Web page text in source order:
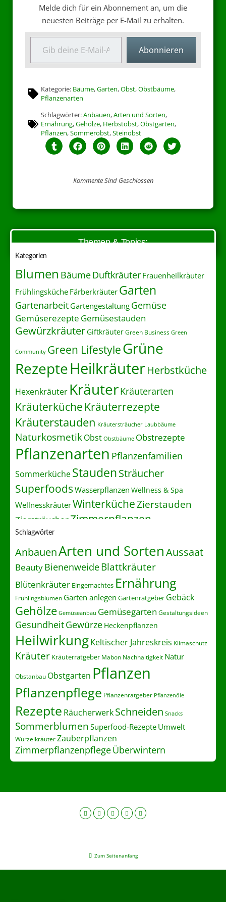
Melde dich für ein Abonnement an, um die
neuesten Beiträge per E-Mail zu erhalten.
Abonnieren
Kategorie: Bäume,Garten,Obst,Obstbäume,
Pflanzenarten
Schlagwörter:Anbauen,Arten und Sorten,
Ernährung,Gehölze, Herbstobst,Obstgarten,
Pflanzen,Sommerobst,Steinobst
Kommente Sind Geschlossen
Themen & Topics:
Kategorien
Blumen BäumeDuftkräuter Frauenheilkräuter
Frühlingsküche Färberkräuter Garten
Gartenarbeit Gartengestaltung Gemüse
Gemüserezepte Gemüsestauden
GewürzkräuterGiftkräuterGreen Business Green
Community Green LifestyleGrüne
RezepteHeilkräuterHerbstküche
Hexenkräuter KräuterKräuterarten
Kräuterküche Kräuterrezepte
Kräuterstauden Kräutersträucher Laubbäume
NaturkosmetikObst Obstbäume Obstrezepte
Pflanzenarten Pflanzenfamilien
SommerkücheStaudenSträucher
Superfoods Wasserpflanzen Wellness & Spa
WellnesskräuterWinterkücheZierstauden
ZiersträucherZimmerpflanzen
Schlagwörter
AnbauenArten und SortenAussaat
BeautyBienenweideBlattkräuter
Blütenkräuter Eingemachtes Ernährung
Frühlingsblumen Garten anlegen Gartenratgeber Gebäck
Gehölze Gemüseanbau Gemüsegarten Gestaltungsideen
GesundheitGewürze Heckenpflanzen
HeilwirkungKeltischer Jahreskreis Klimaschutz
Kräuter Kräuterratgeber Mabon Nachhaltigkeit Natur
Obstanbau Obstgarten Pflanzen
Pflanzenpflege Pflanzenratgeber Pflanzenöle
Rezepte RäucherwerkSchneiden Snacks
Sommerblumen Superfood-Rezepte Umwelt
WurzelkräuterZauberpflanzen
ZimmerpflanzenpflegeÜberwintern
Zum Seitenanfang